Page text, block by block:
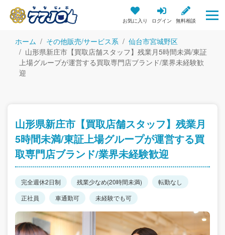
お気に入り ログイン 無料相談
ホーム その他販売/サービス系
仙台市宮城野区
山形県新庄市【買取店舗スタッフ】残業月5時間未満/東証
上場グループが運営する買取専門店ブランド/業界未経験歓
迎
山形県新庄市【買取店舗スタッフ】残業月
5時間未満/東証上場グループが運営する買
取専門店ブランド/業界未経験歓迎
完全週休2日制 残業少なめ(20時間未満)
転勤なし
正社員
車通勤可 未経験でも可